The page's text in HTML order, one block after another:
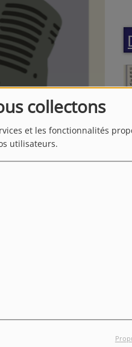
collectons
et les fonctionnalités
utilisateurs.